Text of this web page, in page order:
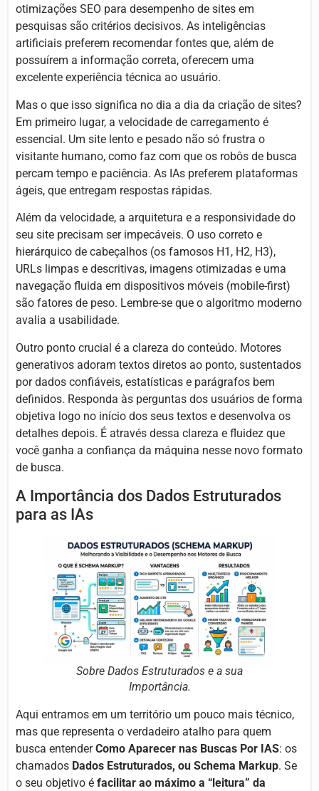
otimizações SEO para desempenho de sites em
pesquisas são critérios decisivos. As inteligências
artificiais preferem recomendar fontes que, além de
possuírem a informação correta, oferecem uma
excelente experiência técnica ao usuário.
Mas o que isso significa no dia a dia da criação de sites?
Em primeiro lugar, a velocidade de carregamento é
essencial. Um site lento e pesado não só frustra o
visitante humano, como faz com que os robôs de busca
percam tempo e paciência. As IAs preferem plataformas
ágeis, que entregam respostas rápidas.
Além da velocidade, a arquitetura e a responsividade do
seu site precisam ser impecáveis. O uso correto e
hierárquico de cabeçalhos (os famosos H1, H2, H3),
URLs limpas e descritivas, imagens otimizadas e uma
navegação fluida em dispositivos móveis (mobile-first)
são fatores de peso. Lembre-se que o algoritmo moderno
avalia a usabilidade.
Outro ponto crucial é a clareza do conteúdo. Motores
generativos adoram textos diretos ao ponto, sustentados
por dados confiáveis, estatísticas e parágrafos bem
definidos. Responda às perguntas dos usuários de forma
objetiva logo no início dos seus textos e desenvolva os
detalhes depois. É através dessa clareza e fluidez que
você ganha a confiança da máquina nesse novo formato
de busca.
A Importância dos Dados Estruturados
para as IAs
Sobre Dados Estruturados e a sua
Importância.
Aqui entramos em um território um pouco mais técnico,
mas que representa o verdadeiro atalho para quem
busca entenderComo Aparecer nas Buscas Por IAS: os
chamados Dados Estruturados, ou Schema Markup. Se
o seu objetivo é facilitar ao máximo a “leitura” da